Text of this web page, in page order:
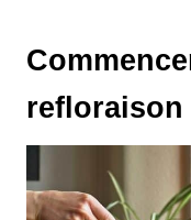
refloraison